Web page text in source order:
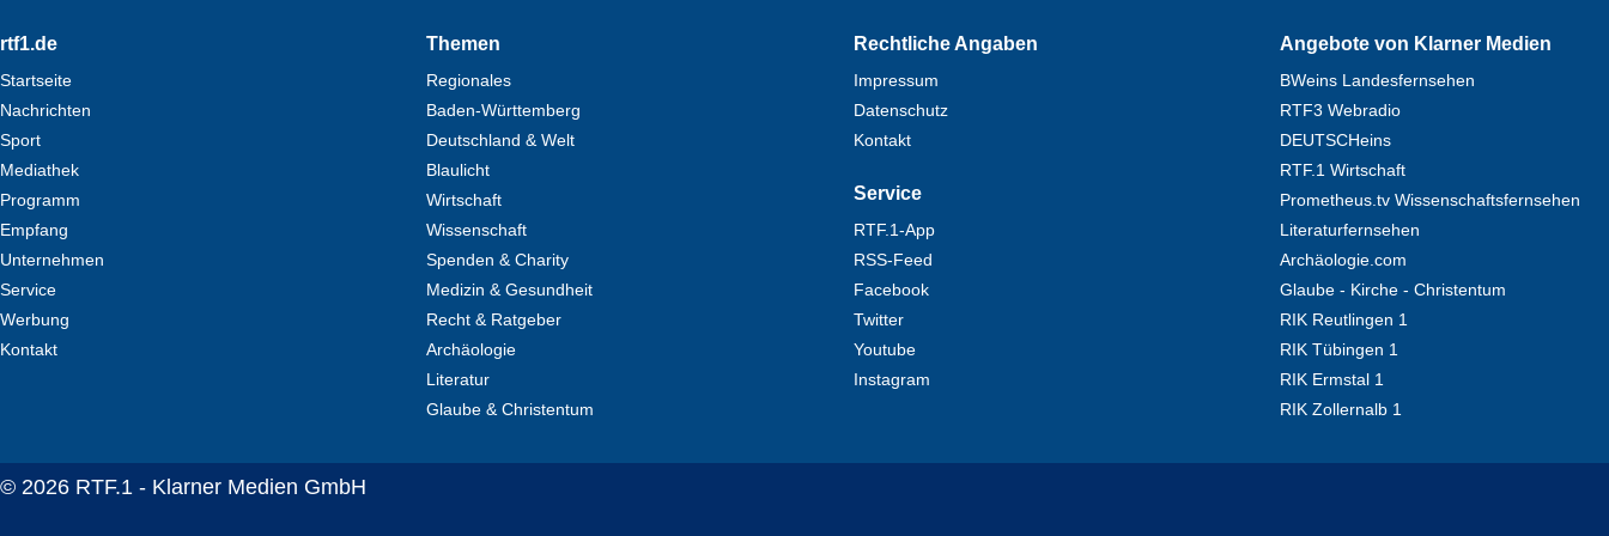
Footer
© 2026 RTF.1 - Klarner Medien GmbH
rtf1.de
Startseite
Nachrichten
Sport
Mediathek
Programm
Empfang
Unternehmen
Service
Werbung
Kontakt
Themen
Regionales
Baden-Württemberg
Deutschland & Welt
Blaulicht
Wirtschaft
Wissenschaft
Spenden & Charity
Medizin & Gesundheit
Recht & Ratgeber
Archäologie
Literatur
Glaube & Christentum
Rechtliche Angaben
Impressum
Datenschutz
Kontakt
Service
RTF.1-App
RSS-Feed
Facebook
Twitter
Youtube
Instagram
Angebote von Klarner Medien
BWeins Landesfernsehen
RTF3 Webradio
DEUTSCHeins
RTF.1 Wirtschaft
Prometheus.tv Wissenschaftsfernsehen
Literaturfernsehen
Archäologie.com
Glaube - Kirche - Christentum
RIK Reutlingen 1
RIK Tübingen 1
RIK Ermstal 1
RIK Zollernalb 1